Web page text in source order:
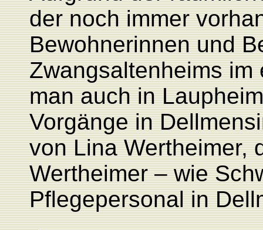
der noch immer
Bewohnerinnen und
Zwangsaltenheims
man auch in
Vorgänge in
von Lina Wertheimer,
Wertheimer – wie
Pflegepersonal in